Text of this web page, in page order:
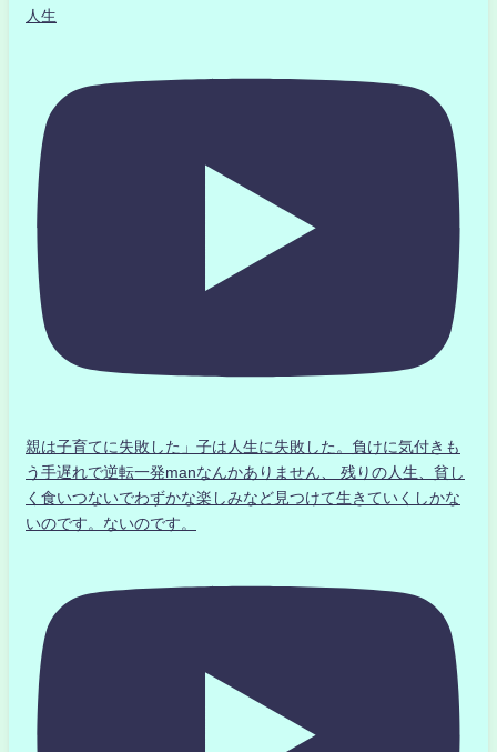
人生
親は子育てに失敗した」子は人生に失敗した。負けに気付きも
う手遅れで逆転一発manなんかありません、 残りの人生、貧し
く食いつないでわずかな楽しみなど見つけて生きていくしかな
いのです。ないのです。